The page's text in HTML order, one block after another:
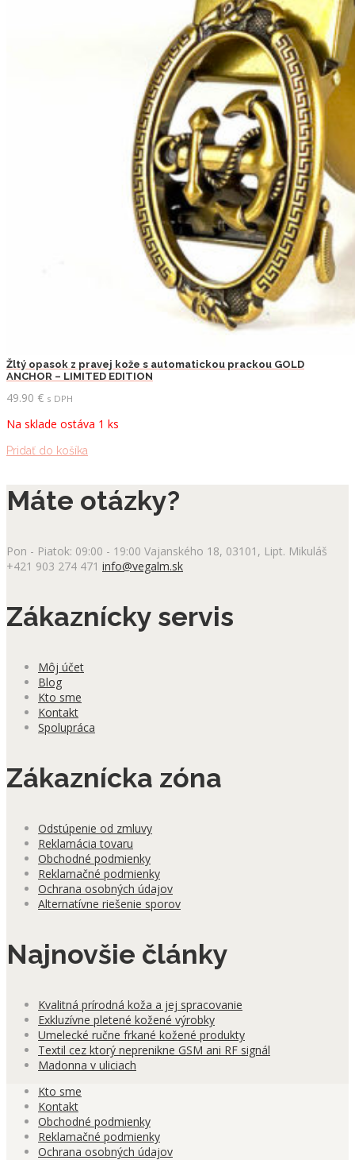
Žltý opasok z pravej kože s automatickou prackou GOLD
ANCHOR – LIMITED EDITION
49.90 € s DPH
Na sklade ostáva 1 ks
Pridať do košíka
Máte otázky?
Pon - Piatok: 09:00 - 19:00 Vajanského 18, 03101, Lipt. Mikuláš
+421 903 274 471 info@vegalm.sk
Zákaznícky servis
Môj účet
Blog
Kto sme
Kontakt
Spolupráca
Zákaznícka zóna
Odstúpenie od zmluvy
Reklamácia tovaru
Obchodné podmienky
Reklamačné podmienky
Ochrana osobných údajov
Alternatívne riešenie sporov
Najnovšie články
Kvalitná prírodná koža a jej spracovanie
Exkluzívne pletené kožené výrobky
Umelecké ručne frkané kožené produkty
Textil cez ktorý neprenikne GSM ani RF signál
Madonna v uliciach
Kto sme
Kontakt
Obchodné podmienky
Reklamačné podmienky
Ochrana osobných údajov